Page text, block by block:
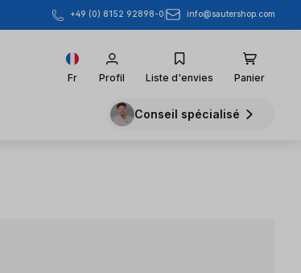
+49 (0) 8152 92898-0 info@sautershop.com
Fr Profil Liste d'envies Panier
Conseil spécialisé